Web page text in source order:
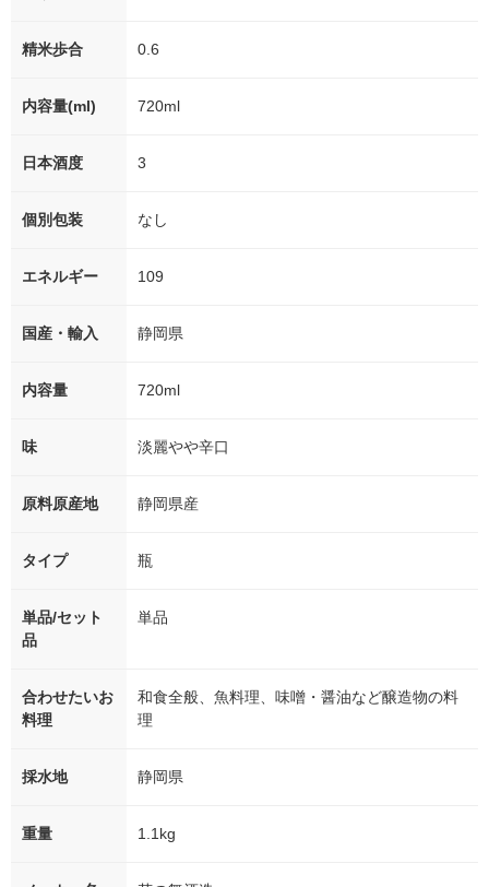
精米歩合 0.6
内容量(ml) 720ml
日本酒度 3
個別包装 なし
エネルギー 109
国産・輸入 静岡県
内容量 720ml
味 淡麗やや辛口
原料原産地 静岡県産
タイプ 瓶
単品/セット
品
単品
合わせたいお
料理
和食全般、魚料理、味噌・醤油など醸造物の料
理
採水地 静岡県
重量 1.1kg